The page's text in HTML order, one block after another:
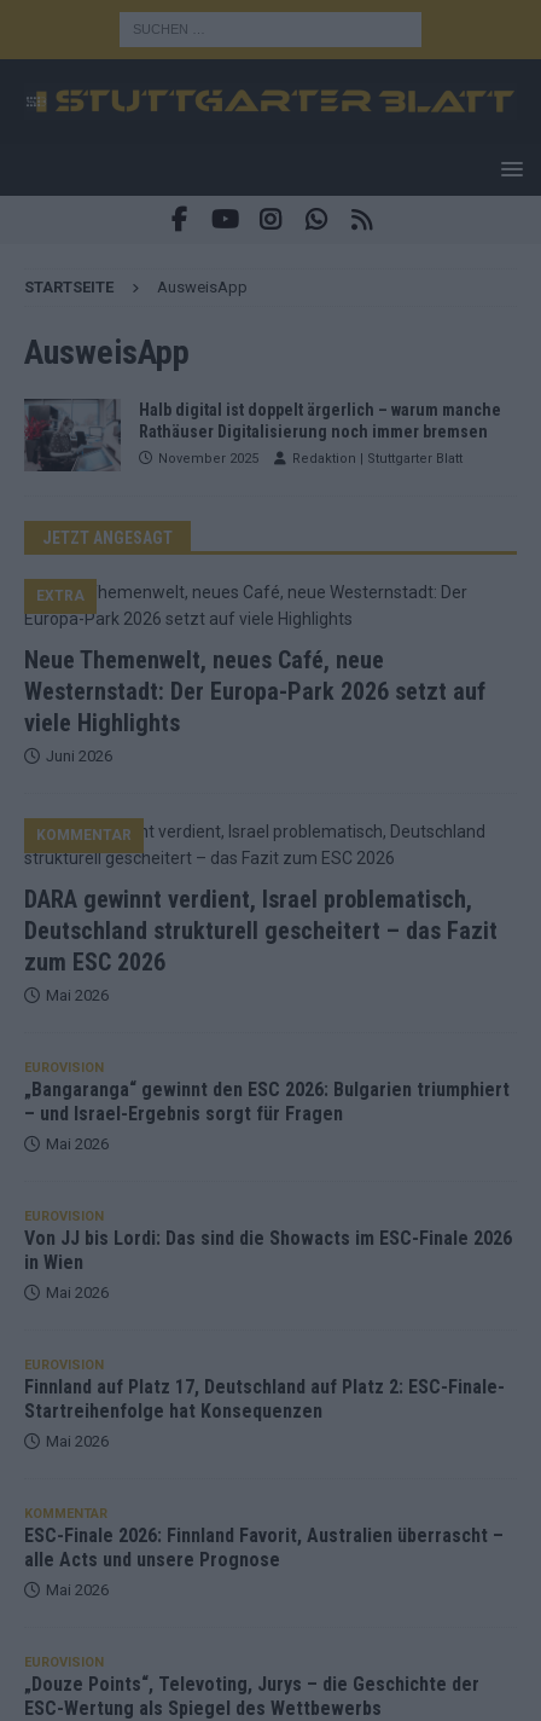
STARTSEITE AusweisApp
AusweisApp
Halb digital ist doppelt ärgerlich – warum manche
Rathäuser Digitalisierung noch immer bremsen
November 2025 Redaktion | Stuttgarter Blatt
JETZT ANGESAGT
Neue Themenwelt, neues Café, neue
Westernstadt: Der Europa-Park 2026 setzt auf
viele Highlights
EXTRA
Juni 2026
DARA gewinnt verdient, Israel problematisch,
Deutschland strukturell gescheitert – das Fazit
zum ESC 2026
KOMMENTAR
Mai 2026
EUROVISION
„Bangaranga“ gewinnt den ESC 2026: Bulgarien triumphiert
– und Israel-Ergebnis sorgt für Fragen
Mai 2026
EUROVISION
Von JJ bis Lordi: Das sind die Showacts im ESC-Finale 2026
in Wien
Mai 2026
EUROVISION
Finnland auf Platz 17, Deutschland auf Platz 2: ESC-Finale-
Startreihenfolge hat Konsequenzen
Mai 2026
KOMMENTAR
ESC-Finale 2026: Finnland Favorit, Australien überrascht –
alle Acts und unsere Prognose
Mai 2026
EUROVISION
„Douze Points“, Televoting, Jurys – die Geschichte der
ESC-Wertung als Spiegel des Wettbewerbs